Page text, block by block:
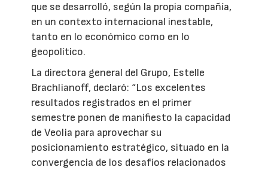
que se desarrolló, según la propia compañía,
en un contexto internacional inestable,
tanto en lo económico como en lo
geopolítico.
La directora general del Grupo, Estelle
Brachlianoff, declaró: “Los excelentes
resultados registrados en el primer
semestre ponen de manifiesto la capacidad
de Veolia para aprovechar su
posicionamiento estratégico, situado en la
convergencia de los desafíos relacionados